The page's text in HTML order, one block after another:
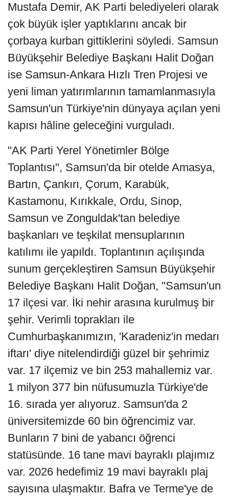
Mustafa Demir, AK Parti belediyeleri olarak
çok büyük işler yaptıklarını ancak bir
çorbaya kurban gittiklerini söyledi. Samsun
Büyükşehir Belediye Başkanı Halit Doğan
ise Samsun-Ankara Hızlı Tren Projesi ve
yeni liman yatırımlarının tamamlanmasıyla
Samsun'un Türkiye'nin dünyaya açılan yeni
kapısı hâline geleceğini vurguladı.
"AK Parti Yerel Yönetimler Bölge
Toplantısı", Samsun'da bir otelde Amasya,
Bartın, Çankırı, Çorum, Karabük,
Kastamonu, Kırıkkale, Ordu, Sinop,
Samsun ve Zonguldak'tan belediye
başkanları ve teşkilat mensuplarının
katılımı ile yapıldı. Toplantının açılışında
sunum gerçekleştiren Samsun Büyükşehir
Belediye Başkanı Halit Doğan, "Samsun'un
17 ilçesi var. İki nehir arasına kurulmuş bir
şehir. Verimli toprakları ile
Cumhurbaşkanımızın, 'Karadeniz'in medarı
iftarı' diye nitelendirdiği güzel bir şehrimiz
var. 17 ilçemiz ve bin 253 mahallemiz var.
1 milyon 377 bin nüfusumuzla Türkiye'de
16. sırada yer alıyoruz. Samsun'da 2
üniversitemizde 60 bin öğrencimiz var.
Bunların 7 bini de yabancı öğrenci
statüsünde. 16 tane mavi bayraklı plajımız
var. 2026 hedefimiz 19 mavi bayraklı plaj
sayısına ulaşmaktır. Bafra ve Terme'ye de